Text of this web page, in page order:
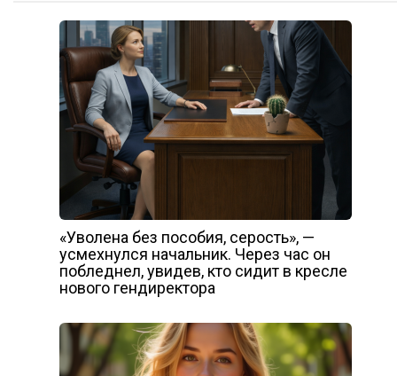
«Уволена без пособия, серость», —
усмехнулся начальник. Через час он
побледнел, увидев, кто сидит в кресле
нового гендиректора